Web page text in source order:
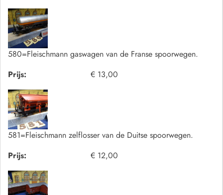
580=Fleischmann gaswagen van de Franse spoorwegen.
Prijs:
€ 13,00
581=Fleischmann zelflosser van de Duitse spoorwegen.
Prijs:
€ 12,00